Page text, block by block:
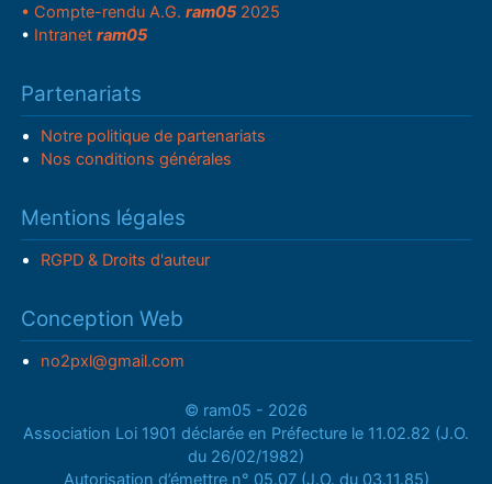
• Compte-rendu A.G.ram05 2025
• Intranetram05
Partenariats
Notre politique de partenariats
Nos conditions générales
Mentions légales
RGPD & Droits d'auteur
Conception Web
no2pxl@gmail.com
© ram05 - 2026
Association Loi 1901 déclarée en Préfecture le 11.02.82 (J.O.
du 26/02/1982)
Autorisation d’émettre n° 05.07 (J.O. du 03.11.85)